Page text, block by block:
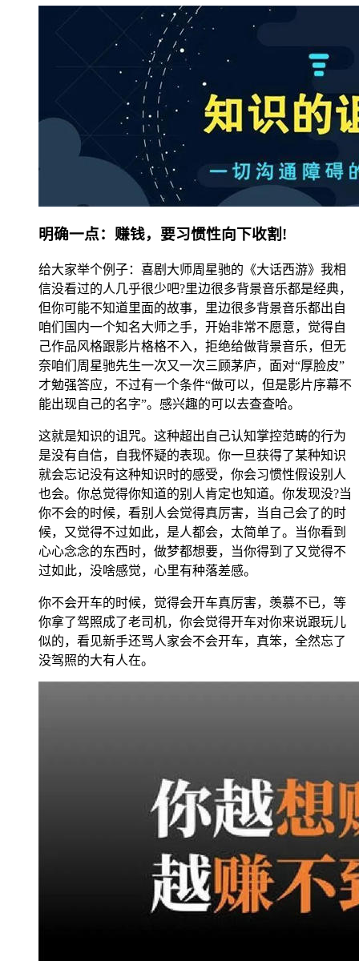
明确一点：赚钱，要习惯性向下收割!
给大家举个例子：喜剧大师周星驰的《大话西游》我相
信没看过的人几乎很少吧?里边很多背景音乐都是经典，
但你可能不知道里面的故事，里边很多背景音乐都出自
咱们国内一个知名大师之手，开始非常不愿意，觉得自
己作品风格跟影片格格不入，拒绝给做背景音乐，但无
奈咱们周星驰先生一次又一次三顾茅庐，面对“厚脸皮”
才勉强答应，不过有一个条件“做可以，但是影片序幕不
能出现自己的名字”。感兴趣的可以去查查哈。
这就是知识的诅咒。这种超出自己认知掌控范畴的行为
是没有自信，自我怀疑的表现。你一旦获得了某种知识
就会忘记没有这种知识时的感受，你会习惯性假设别人
也会。你总觉得你知道的别人肯定也知道。你发现没?当
你不会的时候，看别人会觉得真厉害，当自己会了的时
候，又觉得不过如此，是人都会，太简单了。当你看到
心心念念的东西时，做梦都想要，当你得到了又觉得不
过如此，没啥感觉，心里有种落差感。
你不会开车的时候，觉得会开车真厉害，羡慕不已，等
你拿了驾照成了老司机，你会觉得开车对你来说跟玩儿
似的，看见新手还骂人家会不会开车，真笨，全然忘了
没驾照的大有人在。